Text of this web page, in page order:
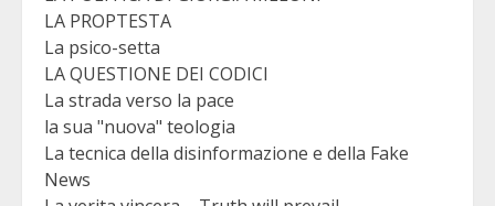
LA PROPTESTA
La psico-setta
LA QUESTIONE DEI CODICI
La strada verso la pace
la sua "nuova" teologia
La tecnica della disinformazione e della Fake
News